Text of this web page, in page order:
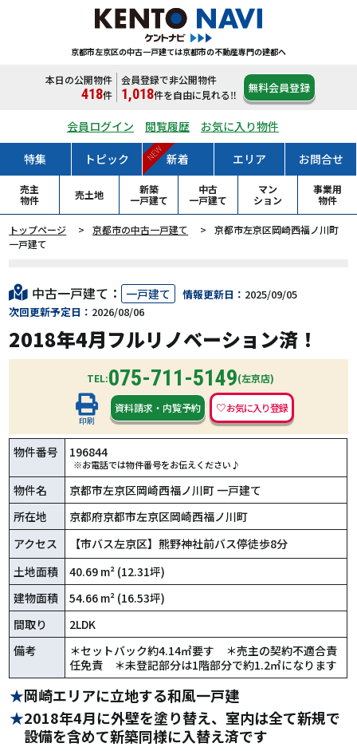
京都市左京区の中古一戸建ては京都市の不動産専門の建都へ
本日の公開物件
418件
会員登録で非公開物件
1,018件を自由に見れる‼ 無料会員登録
会員ログイン 閲覧履歴 お気に入り物件
特集 トピック 新着
NEW エリア お問合せ
売主
物件
売土地
新築
一戸建て
中古
一戸建て
マン
ション
事業用
物件
トップページ 京都市の中古一戸建て
京都市左京区岡崎西福ノ川町
一戸建て
中古一戸建て： 一戸建て 情報更新日： 2025/09/05
次回更新予定日： 2026/08/06
2018年4月フルリノベーション済！
TEL:075-711-5149(左京店)
印刷
資料請求 ・ 内覧予約
物件番号 196844
※お電話では物件番号をお伝えください♪
物件名
京都市左京区岡崎西福ノ川町 一戸建て
所在地
京都府京都市左京区岡崎西福ノ川町
アクセス
【市バス左京区】熊野神社前バス停徒歩8分
土地面積
40.69 m² (12.31坪)
建物面積
54.66 m² (16.53坪)
間取り
2LDK
備考
＊セットバック約4.14㎡要す ＊売主の契約不適合責
任免責 ＊未登記部分は1階部分で約1.2㎡になります
岡崎エリアに立地する和風一戸建
2018年4月に外壁を塗り替え、室内は全て新規で
設備を含めて新築同様に入替え済です